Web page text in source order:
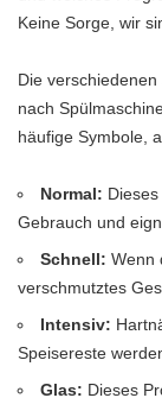
Keine Sorge, wir
Die
nach
häufige Symbole,
Normal:
Gebrauch und
Schnell: Wenn
verschmutztes
Intensiv:
Speisereste
Glas: Dieses